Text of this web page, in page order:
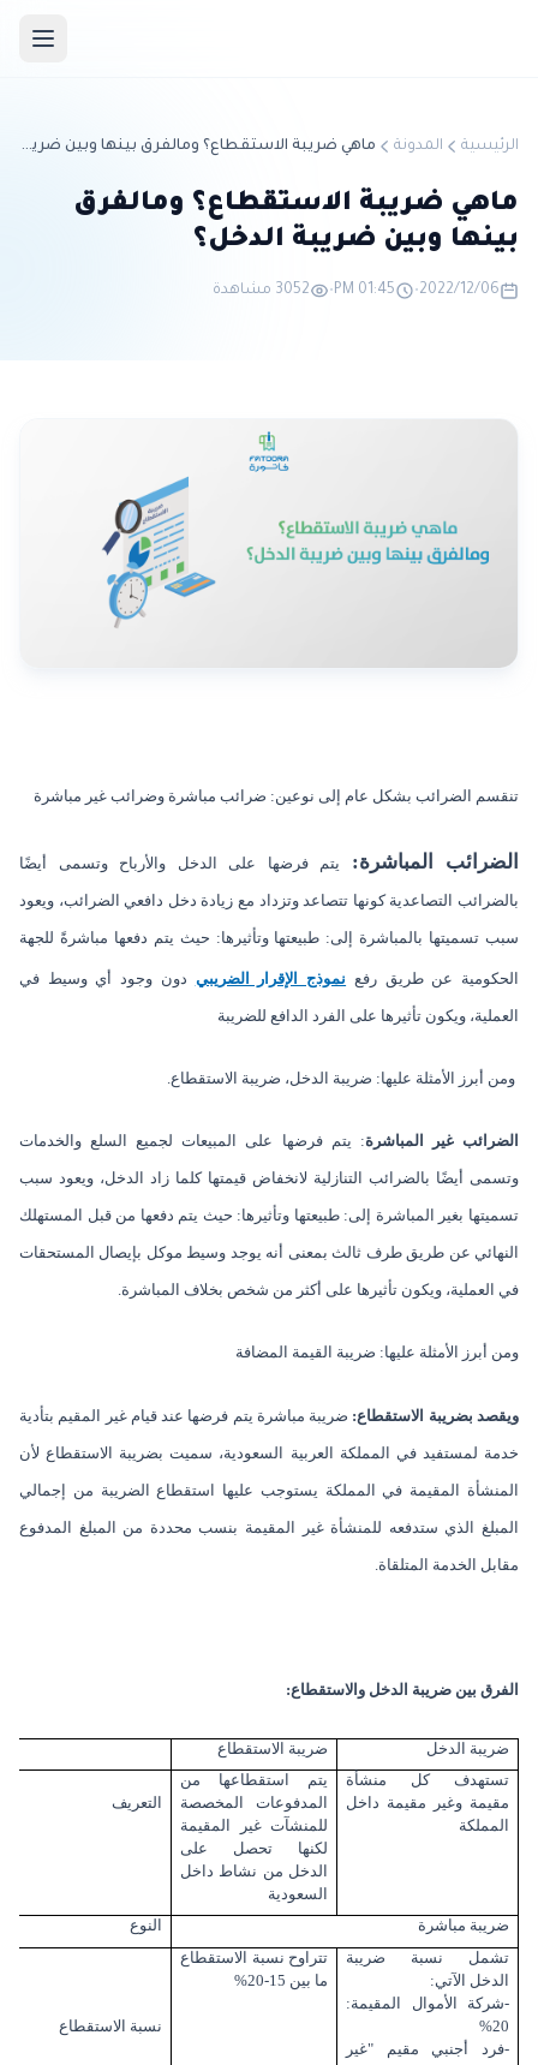
الرئيسية المدونة ماهي ضريبة الاستقطاع؟ ومالفرق بينها وبين ضريبة الدخل؟
ماهي ضريبة الاستقطاع؟ ومالفرق
بينها وبين ضريبة الدخل؟
2022/12/06
•
01:45 PM
• 3052 مشاهدة
تنقسم الضرائب بشكل عام إلى نوعين: ضرائب مباشرة وضرائب غير مباشرة
الضرائب المباشرة: يتم فرضها على الدخل والأرباح وتسمى أيضًا
بالضرائب التصاعدية كونها تتصاعد وتزداد مع زيادة دخل دافعي الضرائب، ويعود
سبب تسميتها بالمباشرة إلى: طبيعتها وتأثيرها: حيث يتم دفعها مباشرةً للجهة
الحكومية عن طريق رفع نموذج الإقرار الضريبي دون وجود أي وسيط في
العملية، ويكون تأثيرها على الفرد الدافع للضريبة
ومن أبرز الأمثلة عليها: ضريبة الدخل، ضريبة الاستقطاع.
الضرائب غير المباشرة: يتم فرضها على المبيعات لجميع السلع والخدمات
وتسمى أيضًا بالضرائب التنازلية لانخفاض قيمتها كلما زاد الدخل، ويعود سبب
تسميتها بغير المباشرة إلى: طبيعتها وتأثيرها: حيث يتم دفعها من قبل المستهلك
النهائي عن طريق طرف ثالث بمعنى أنه يوجد وسيط موكل بإيصال المستحقات
في العملية، ويكون تأثيرها على أكثر من شخص بخلاف المباشرة.
ومن أبرز الأمثلة عليها: ضريبة القيمة المضافة
ويقصد بضريبة الاستقطاع: ضريبة مباشرة يتم فرضها عند قيام غير المقيم بتأدية
خدمة لمستفيد في المملكة العربية السعودية، سميت بضريبة الاستقطاع لأن
المنشأة المقيمة في المملكة يستوجب عليها استقطاع الضريبة من إجمالي
المبلغ الذي ستدفعه للمنشأة غير المقيمة بنسب محددة من المبلغ المدفوع
مقابل الخدمة المتلقاة.
الفرق بين ضريبة الدخل والاستقطاع:
ضريبة الدخل
ضريبة الاستقطاع
تستهدف كل منشأة
مقيمة وغير مقيمة داخل
المملكة
يتم استقطاعها من
المدفوعات المخصصة
للمنشآت غير المقيمة
لكنها تحصل على
الدخل من نشاط داخل
السعودية
التعريف
ضريبة مباشرة
النوع
تشمل نسبة ضريبة
الدخل الآتي:
-شركة الأموال المقيمة:
20%
-فرد أجنبي مقيم "غير
تتراوح نسبة الاستقطاع
ما بين 15-20%
نسبة الاستقطاع